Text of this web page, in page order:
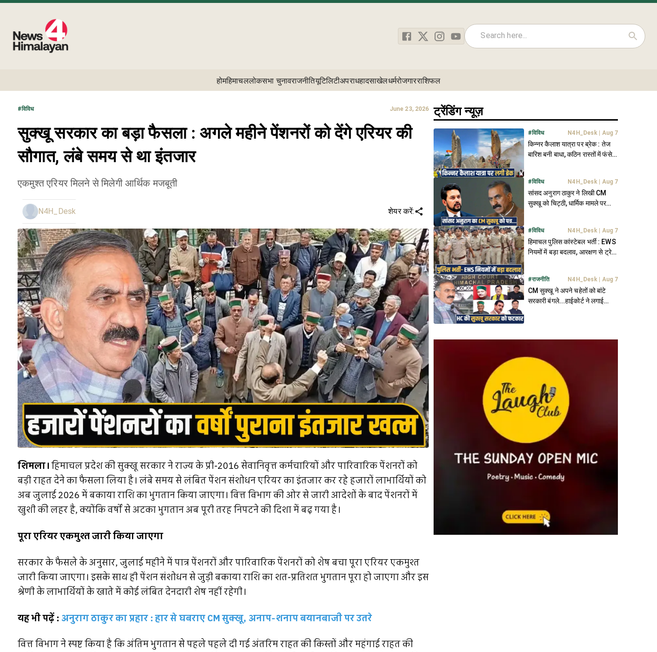
होमहिमाचललोकसभा चुनावराजनीतियूटिलिटीअपराधहादसाखेलधर्मरोजगारराशिफल
#विविध June 23, 2026
सुक्खू सरकार का बड़ा फैसला : अगले महीने पेंशनरों को देंगे एरियर की
सौगात, लंबे समय से था इंतजार
एकमुश्त एरियर मिलने से मिलेगी आर्थिक मजबूती
N4H_Desk शेयर करें:
शिमला।हिमाचल प्रदेश की सुक्खू सरकार ने राज्य के प्री-2016 सेवानिवृत्त कर्मचारियों और पारिवारिक पेंशनरों को
बड़ी राहत देने का फैसला लिया है। लंबे समय से लंबित पेंशन संशोधन एरियर का इंतजार कर रहे हजारों लाभार्थियों को
अब जुलाई 2026 में बकाया राशि का भुगतान किया जाएगा। वित्त विभाग की ओर से जारी आदेशों के बाद पेंशनरों में
खुशी की लहर है, क्योंकि वर्षों से अटका भुगतान अब पूरी तरह निपटने की दिशा में बढ़ गया है।
पूरा एरियर एकमुश्त जारी किया जाएगा
सरकार के फैसले के अनुसार, जुलाई महीने में पात्र पेंशनरों और पारिवारिक पेंशनरों को शेष बचा पूरा एरियर एकमुश्त
जारी किया जाएगा। इसके साथ ही पेंशन संशोधन से जुड़ी बकाया राशि का शत-प्रतिशत भुगतान पूरा हो जाएगा और इस
श्रेणी के लाभार्थियों के खाते में कोई लंबित देनदारी शेष नहीं रहेगी।
यह भी पढ़ें : अनुराग ठाकुर का प्रहार : हार से घबराए CM सुक्खू, अनाप-शनाप बयानबाजी पर उतरे
वित्त विभाग ने स्पष्ट किया है कि अंतिम भुगतान से पहले पहले दी गई अंतरिम राहत की किस्तों और महंगाई राहत की
ट्रेंडिंग न्यूज़
#विविध N4H_Desk Aug 7
किन्नर कैलाश यात्रा पर ब्रेक : तेज
बारिश बनी बाधा, कठिन रास्तों में फंसे
#विविध N4H_Desk Aug 7
सांसद अनुराग ठाकुर ने लिखी CM
सुक्खू को चिट्ठी, धार्मिक मामले पर
#विविध N4H_Desk Aug 7
हिमाचल पुलिस कांस्टेबल भर्ती : EWS
नियमों में बड़ा बदलाव, आरक्षण से ट्रेनी
#राजनीति N4H_Desk Aug 7
CM सुक्खू ने अपने चहेतों को बांटे
सरकारी बंगले...हाईकोर्ट ने लगाई